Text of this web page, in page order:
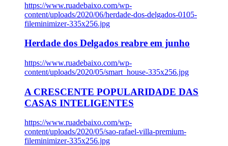
https://www.ruadebaixo.com/wp-
content/uploads/2020/06/herdade-dos-delgados-0105-
fileminimizer-335x256.jpg
Herdade dos Delgados reabre em junho
https://www.ruadebaixo.com/wp-
content/uploads/2020/05/smart_house-335x256.jpg
A CRESCENTE POPULARIDADE DAS
CASAS INTELIGENTES
https://www.ruadebaixo.com/wp-
content/uploads/2020/05/sao-rafael-villa-premium-
fileminimizer-335x256.jpg